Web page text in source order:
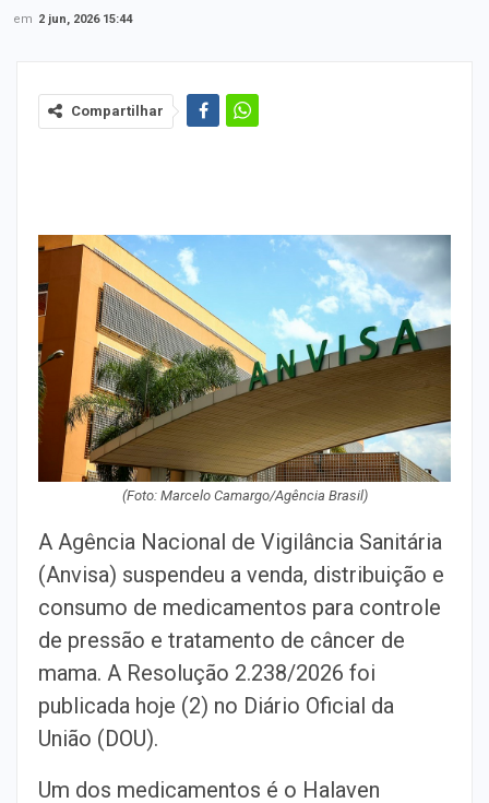
em 2 jun, 2026 15:44
Compartilhar
(Foto: Marcelo Camargo/Agência Brasil)
A Agência Nacional de Vigilância Sanitária
(Anvisa) suspendeu a venda, distribuição e
consumo de medicamentos para controle
de pressão e tratamento de câncer de
mama. A Resolução 2.238/2026 foi
publicada hoje (2) no Diário Oficial da
União (DOU).
Um dos medicamentos é o Halaven